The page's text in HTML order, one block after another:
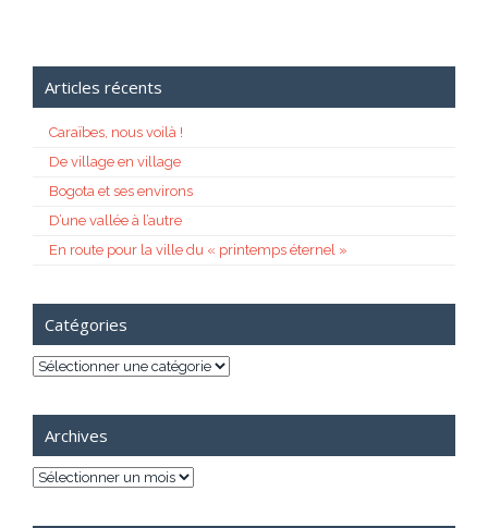
Articles récents
Caraïbes, nous voilà !
De village en village
Bogota et ses environs
D’une vallée à l’autre
En route pour la ville du « printemps éternel »
Catégories
Catégories
Archives
Archives